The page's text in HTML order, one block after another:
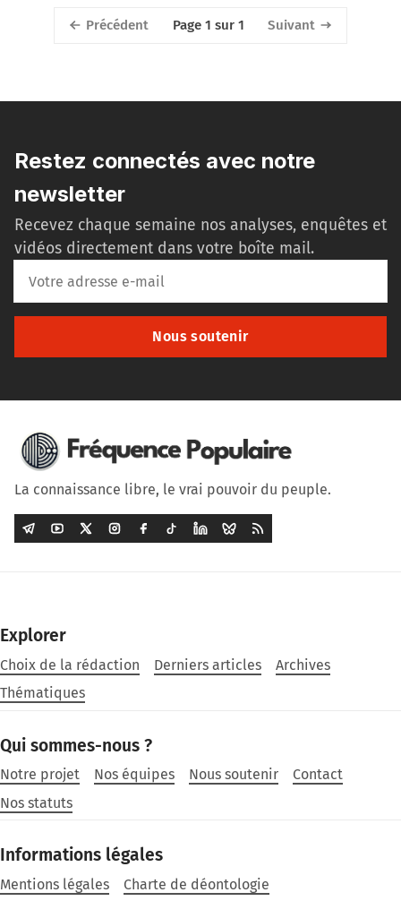
Précédent Page 1 sur 1 Suivant
Restez connectés avec notre
newsletter
Recevez chaque semaine nos analyses, enquêtes et
vidéos directement dans votre boîte mail.
Nous soutenir
La connaissance libre, le vrai pouvoir du peuple.
Explorer
Choix de la rédaction Derniers articles
Archives
Thématiques
Qui sommes-nous ?
Notre projet Nos équipes Nous soutenir
Contact
Nos statuts
Informations légales
Mentions légales Charte de déontologie